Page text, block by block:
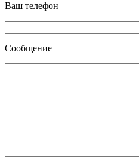
Ваш телефон
Сообщение